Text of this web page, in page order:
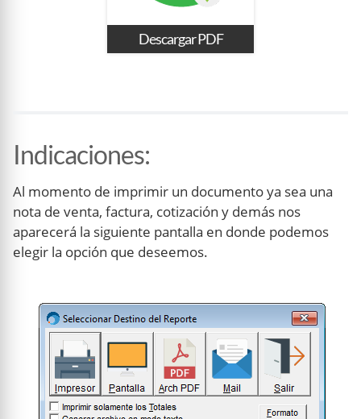
Descargar PDF
Indicaciones:
Al momento de imprimir un documento ya sea una
nota de venta, factura, cotización y demás nos
aparecerá la siguiente pantalla en donde podemos
elegir la opción que deseemos.